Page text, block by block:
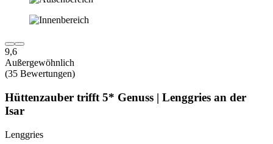
9,6
Außergewöhnlich
(35 Bewertungen)
Hüttenzauber trifft 5* Genuss | Lenggries an der
Isar
Lenggries